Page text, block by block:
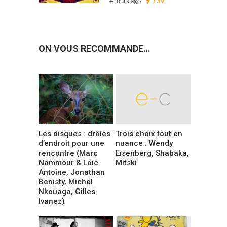
4 jours ago 139
ON VOUS RECOMMANDE…
Les disques : drôles
d’endroit pour une
rencontre (Marc
Nammour & Loic
Antoine, Jonathan
Benisty, Michel
Nkouaga, Gilles
Ivanez)
Trois choix tout en
nuance : Wendy
Eisenberg, Shabaka,
Mitski